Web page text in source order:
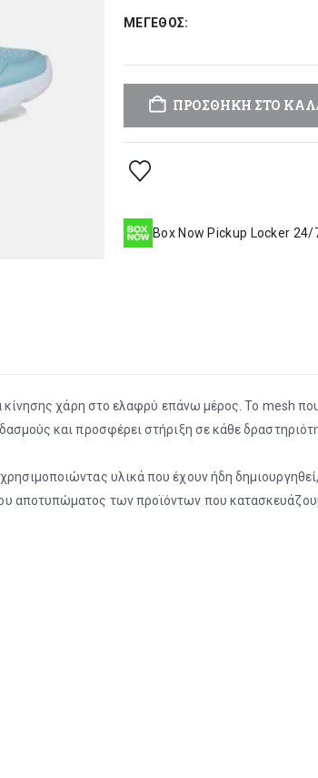
ΜΈΓΕΘΟΣ
ΠΡΟΣΘΉΚΗ ΣΤΟ
Box Now Pickup Locker 24/
χάρη στο ελαφρύ επάνω μέρος. Το mesh
και προσφέρει στήριξη σε κάθε
υλικά που έχουν ήδη
αποτυπώματος των προϊόντων που